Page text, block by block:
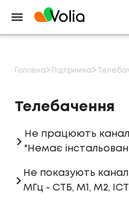
Головна> Підтримка>
Телебачення
Не працюють
"Немає
Не показують
МГц - СТБ, М1, М2,